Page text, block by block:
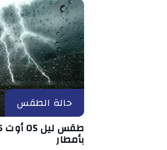
حالة الطقس
بأمطار